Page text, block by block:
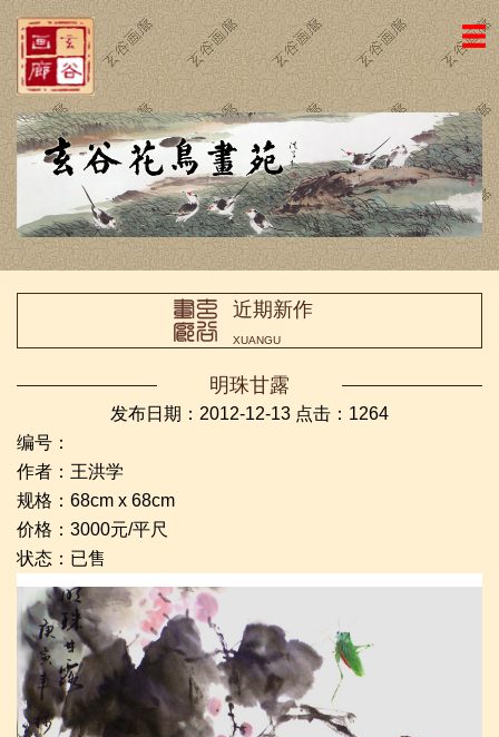
网站主页
画廊简介
名家国画
近期新作
名家书法
访客留言
近期新作
XUANGU
明珠甘露
发布日期：2012-12-13 点击： 1264
编号：
作者：王洪学
规格：68cm x 68cm
价格：3000元/平尺
状态：已售